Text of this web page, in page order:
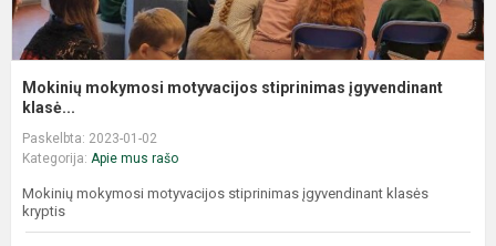
Mokinių mokymosi motyvacijos stiprinimas įgyvendinant
klasė...
Paskelbta: 2023-01-02
Kategorija: Apie mus rašo
Mokinių mokymosi motyvacijos stiprinimas įgyvendinant klasės
kryptis